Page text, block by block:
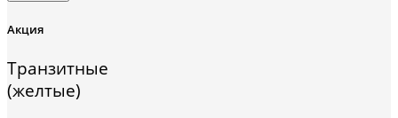
Акция
Транзитные
(желтые)